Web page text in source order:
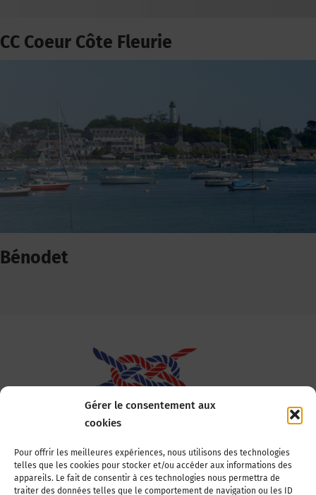
Gérer le consentement aux
cookies
Pour offrir les meilleures expériences, nous utilisons des technologies
telles que les cookies pour stocker et/ou accéder aux informations des
appareils. Le fait de consentir à ces technologies nous permettra de
traiter des données telles que le comportement de navigation ou les ID
CC Coeur Côte Fleurie
Bénodet
Association Nationale des Elus des Littoraux
22, boulevard de la Tour-Maubourg
75007 Paris